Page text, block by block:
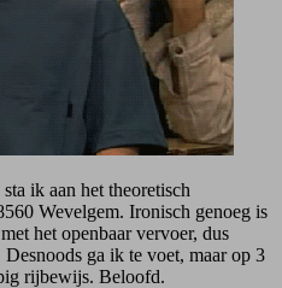
ik aan het theoretisch
Wevelgem. Ironisch genoeg is
het openbaar vervoer, dus
ga ik te voet, maar op 3
rijbewijs. Beloofd.